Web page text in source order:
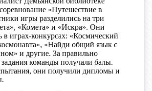
«Путешествие в
игры разделились на три
«Комета» и «Искра». Они
в играх-конкурсах: «Космический
«Найди общий язык с
и другие. За правильно
команды получали балы.
они получили дипломы и